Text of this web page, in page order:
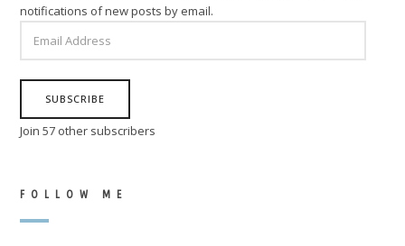
notifications of new posts by email.
ADDRESS
SUBSCRIBE
Join 57 other subscribers
FOLLOW ME